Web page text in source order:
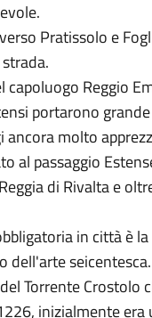
Pratissolo e
Reggio
portarono
molto
al passaggio
di Rivalta e
in città è
dell'arte
Torrente Crostolo
inizialmente